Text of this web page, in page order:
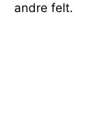
andre felt.